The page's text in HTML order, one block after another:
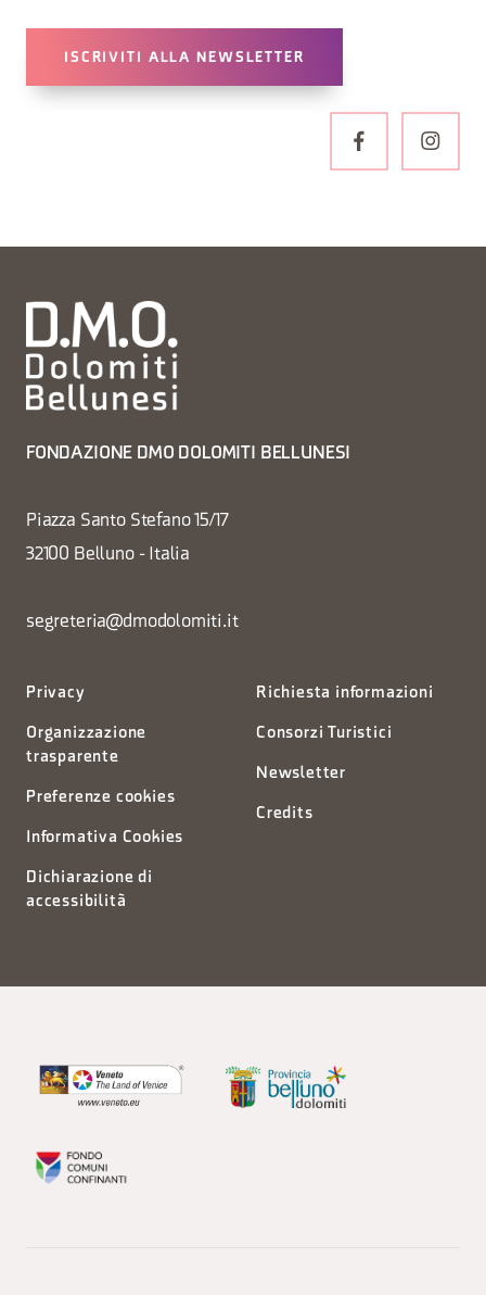
ISCRIVITI ALLA NEWSLETTER
FONDAZIONE DMO DOLOMITI BELLUNESI
Piazza Santo Stefano 15/17
32100 Belluno - Italia
segreteria@dmodolomiti.it
Privacy
Organizzazione
trasparente
Preferenze cookies
Informativa Cookies
Dichiarazione di
accessibilità
Richiesta informazioni
Consorzi Turistici
Newsletter
Credits